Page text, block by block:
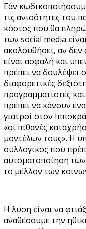
Εάν
τις ανισότητες του
κόστος που θα
των social media
ακολουθήσει, αν δεν
είναι ασφαλή και
πρέπει να δουλέψει
διαφορετικές
προγραμματιστές
πρέπει να κάνουν
γιατροί στον
«οι πιθανές
μοντέλων τους». Η
συλλογικός που
αυτοματοποίηση
το μέλλον των
Η λύση είναι να
αναθέσουμε την